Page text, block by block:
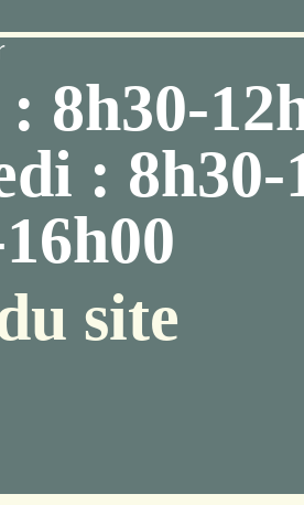
8h30-
: 8h30-
site